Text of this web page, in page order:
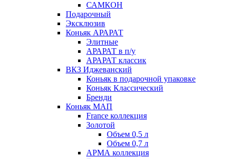
САМКОН
Подарочный
Эксклюзив
Коньяк АРАРАТ
Элитные
АРАРАТ в п/у
АРАРАТ классик
ВКЗ Иджеванский
Коньяк в подарочной упаковке
Коньяк Классический
Бренди
Коньяк МАП
France коллекция
Золотой
Объем 0,5 л
Объем 0,7 л
АРМА коллекция